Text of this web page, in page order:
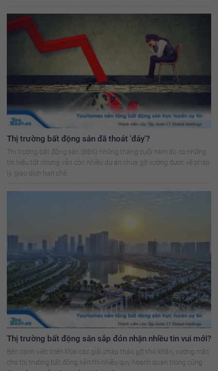
Thị trường bất động sản đã thoát 'đáy'?
Thị trường bất động sản (BĐS) những tháng cuối năm dù có những
tín hiệu tốt nhưng vẫn còn nhiều dự án chưa gỡ vướng được về pháp
lý, giao dịch hạn chế.
Thị trường bất động sản sắp đón nhận nhiều tin vui mới?
Bên cạnh việc triển khai các giải pháp tháo gỡ khó khăn, vướng mắc
cho thị trường bất động sản thì nhiều quy hoạch quan trọng cũng